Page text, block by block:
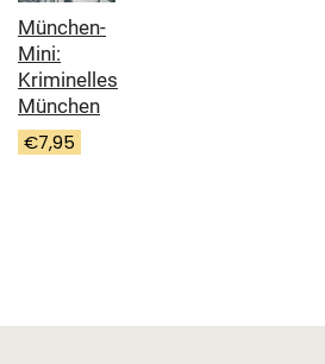
München-
Mini:
Kriminelles
München
€7,95